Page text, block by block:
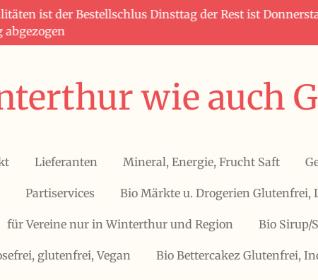
ist der Bestellschlus Dinsttag der Rest ist
abgezogen
wie
Lieferanten Mineral, Energie, Frucht Saft
Partiservices Bio Märkte u. Drogerien Glutenfrei,
für Vereine nur in Winterthur und Region Bio Sirup/
glutenfrei, Vegan Bio Bettercakez Glutenfrei,